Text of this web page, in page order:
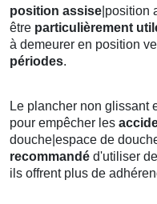
position assise |position
être particulièrement
à demeurer en position
périodes.
Le plancher non glissant
pour empêcher les
douche|espace de
recommandé d'utiliser
ils offrent plus de